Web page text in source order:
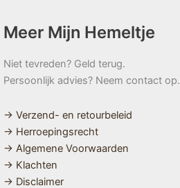
Meer Mijn Hemeltje
Niet tevreden? Geld terug.
Persoonlijk advies? Neem contact op.
→ Verzend- en retourbeleid
→ Herroepingsrecht
→ Algemene Voorwaarden
→ Klachten
→ Disclaimer